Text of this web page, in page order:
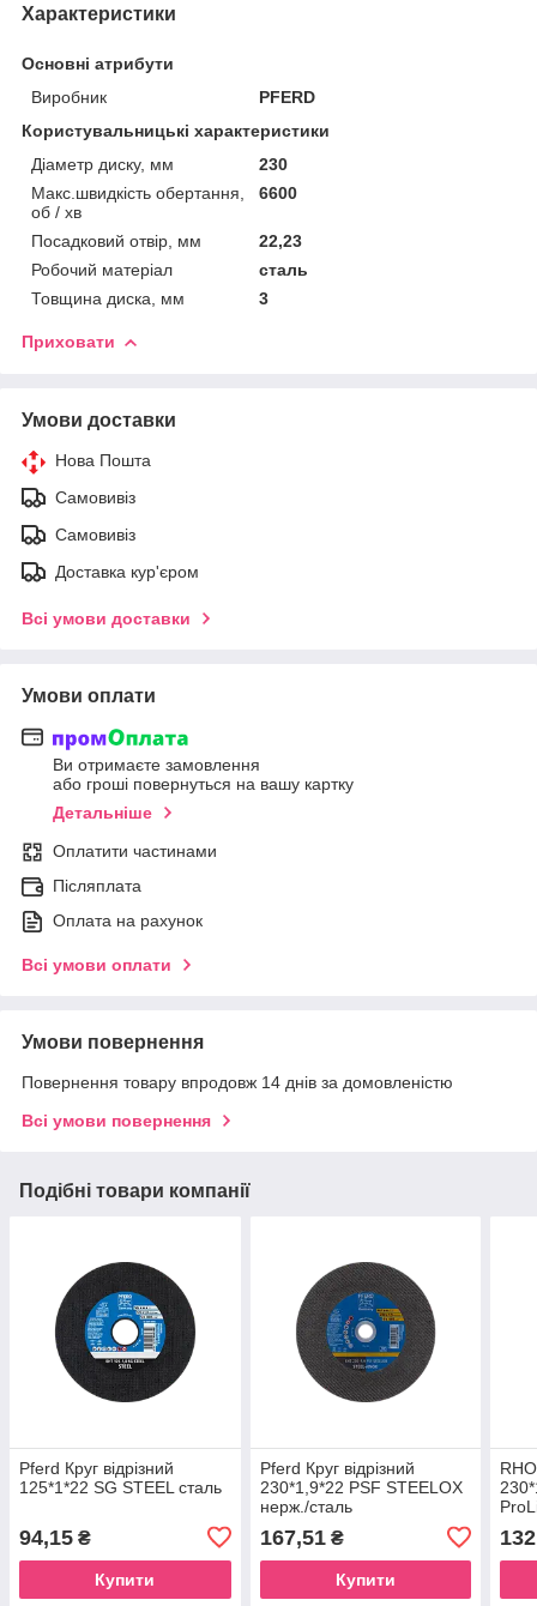
Характеристики
Основні атрибути
Виробник
PFERD
Користувальницькі характеристики
Діаметр диску, мм
230
Макс.швидкість обертання,
об / хв
6600
Посадковий отвір, мм
22,23
Робочий матеріал
сталь
Товщина диска, мм
3
Приховати
Умови доставки
Нова Пошта
Самовивіз
Самовивіз
Доставка кур'єром
Всі умови доставки
Умови оплати
Ви отримаєте замовлення
або гроші повернуться на вашу картку
Детальніше
Оплатити частинами
Післяплата
Оплата на рахунок
Всі умови оплати
Умови повернення
Повернення товару впродовж 14 днів за домовленістю
Всі умови повернення
Подібні товари компанії
Pferd Круг відрізний
125*1*22 SG STEEL сталь
94,15 ₴
Купити
Pferd Круг відрізний
230*1,9*22 PSF STEELOX
нерж./сталь
167,51₴
Купити